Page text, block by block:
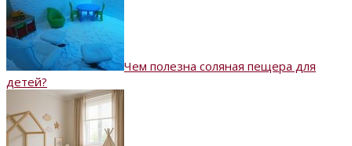
Чем полезна соляная пещера для
детей?